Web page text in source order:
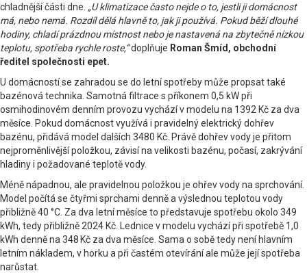
chladnější části dne. „U klimatizace často nejde o to, jestli ji domácnost
má, nebo nemá. Rozdíl dělá hlavně to, jak ji používá. Pokud běží dlouhé
hodiny, chladí prázdnou místnost nebo je nastavená na zbytečně nízkou
teplotu, spotřeba rychle roste,“doplňuje Roman Šmíd, obchodní
ředitel společnosti epet.
U domácností se zahradou se do letní spotřeby může propsat také
bazénová technika. Samotná filtrace s příkonem 0,5 kW při
osmihodinovém denním provozu vychází v modelu na 1392 Kč za dva
měsíce. Pokud domácnost využívá i pravidelný elektrický dohřev
bazénu, přidává model dalších 3480 Kč. Právě dohřev vody je přitom
nejproměnlivější položkou, závisí na velikosti bazénu, počasí, zakrývání
hladiny i požadované teplotě vody.
Méně nápadnou, ale pravidelnou položkou je ohřev vody na sprchování.
Model počítá se čtyřmi sprchami denně a výslednou teplotou vody
přibližně 40 °C. Za dva letní měsíce to představuje spotřebu okolo 349
kWh, tedy přibližně 2024 Kč. Lednice v modelu vychází při spotřebě 1,0
kWh denně na 348 Kč za dva měsíce. Sama o sobě tedy není hlavním
letním nákladem, v horku a při častém otevírání ale může její spotřeba
narůstat.